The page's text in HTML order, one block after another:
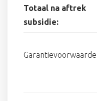
Totaal na aftrek
subsidie: